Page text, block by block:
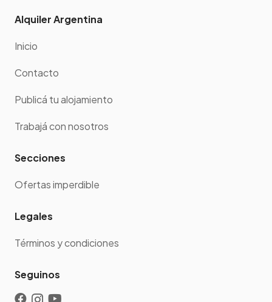
Alquiler Argentina
Inicio
Contacto
Publicá tu alojamiento
Trabajá con nosotros
Secciones
Ofertas imperdible
Legales
Términos y condiciones
Seguinos